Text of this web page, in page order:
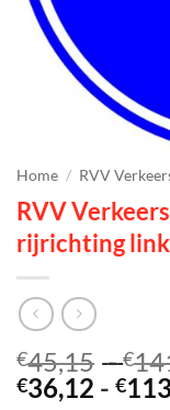
Home / RVV
RVV
rijrichting
€45,15 - €
€36,12 - €